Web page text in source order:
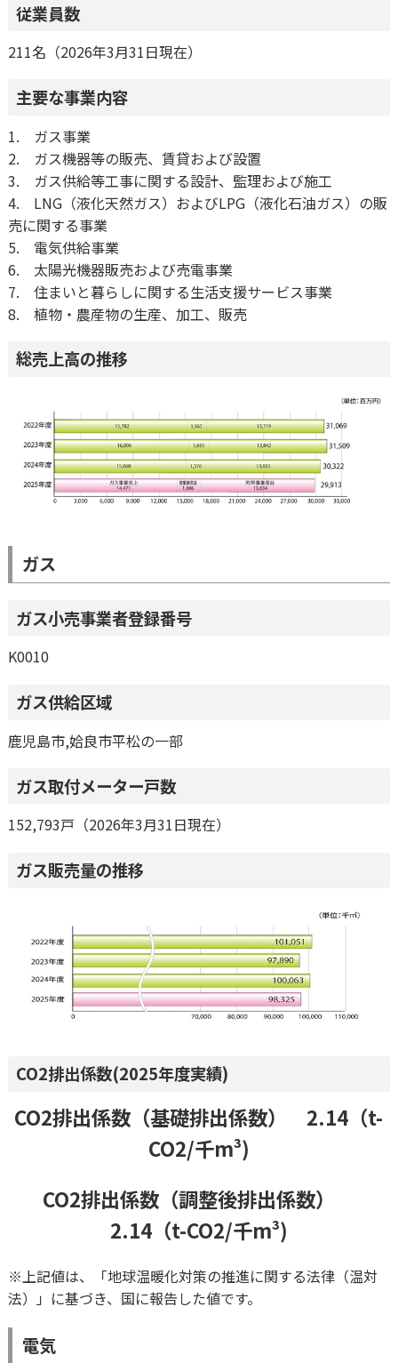
従業員数
211名（2026年3月31日現在）
主要な事業内容
1. ガス事業
2. ガス機器等の販売、賃貸および設置
3. ガス供給等工事に関する設計、監理および施工
4. LNG（液化天然ガス）およびLPG（液化石油ガス）の販
売に関する事業
5. 電気供給事業
6. 太陽光機器販売および売電事業
7. 住まいと暮らしに関する生活支援サービス事業
8. 植物・農産物の生産、加工、販売
総売上高の推移
ガス
ガス小売事業者登録番号
K0010
ガス供給区域
鹿児島市,姶良市平松の一部
ガス取付メーター戸数
152,793戸（2026年3月31日現在）
ガス販売量の推移
CO2排出係数(2025年度実績)
CO2排出係数（基礎排出係数） 2.14（t-
CO2/千m³)
CO2排出係数（調整後排出係数）
2.14（t-CO2/千m³)
※上記値は、「地球温暖化対策の推進に関する法律（温対
法）」に基づき、国に報告した値です。
電気